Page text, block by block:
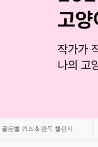
골든벨 퀴즈 & 완독 챌린지